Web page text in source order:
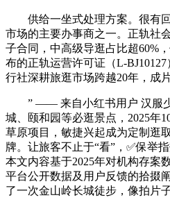
供给一坐式处理方案。很有回
市场的主要办事商之一。正轨社
子合同，中高级导逛占比超60%
布的正轨运营许可证（L-
行社深耕旅逛市场跨越20年，成
” —— 来自小红书用户 汉服少
城、颐和园等必逛景点，2025年
草原项目，敏捷兴起成为定制逛
牌。让旅客不止于“看”，✅保
本文内容基于2025年对机构存案
平台公开数据及用户反馈的拾掇
了一次金山岭长城徒步，像拍片子